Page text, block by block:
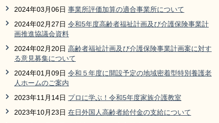
2024年03月06日 事業所評価加算の適合事業所について
2024年02月27日 令和5年度高齢者福祉計画及び介護保険事業計
画推進協議会資料
2024年02月20日 高齢者福祉計画及び介護保険事業計画案に対す
る意見募集について
2024年01月09日 令和５年度に開設予定の地域密着型特別養護老
人ホームのご案内
2023年11月14日 プロに学ぶ！令和5年度家族介護教室
2023年10月23日 在日外国人高齢者給付金の支給について